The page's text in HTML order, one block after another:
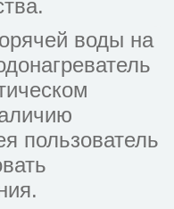
воды на
пользователь